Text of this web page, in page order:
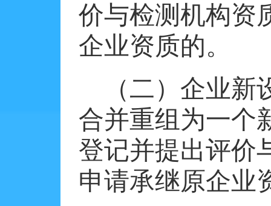
价与检测机构资
企业资质的。
（二）企业
合并重组为一个
登记并提出评价
申请承继原企业